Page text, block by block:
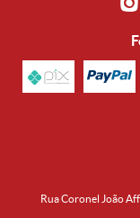
Rua Coronel João